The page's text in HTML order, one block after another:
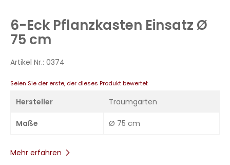
springen
6-Eck Pflanzkasten Einsatz Ø
75 cm
Artikel Nr.: 0374
Seien Sie der erste, der dieses Produkt bewertet
Hersteller Traumgarten
Maße Ø 75 cm
Mehr erfahren